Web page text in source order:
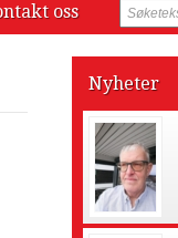
oss
Nyheter